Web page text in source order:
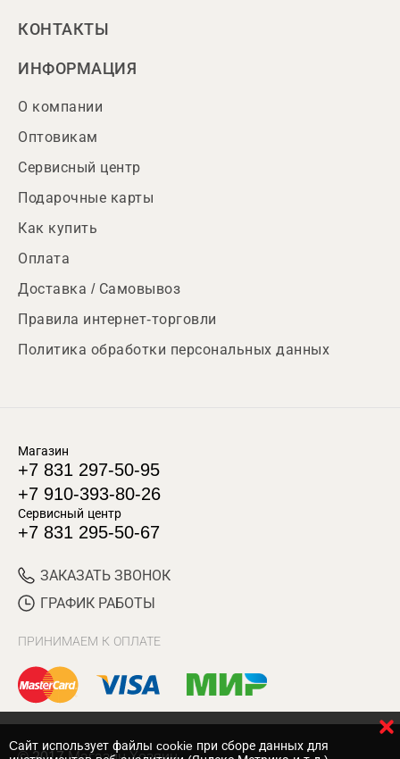
КОНТАКТЫ
ИНФОРМАЦИЯ
О компании
Оптовикам
Сервисный центр
Подарочные карты
Как купить
Оплата
Доставка / Самовывоз
Правила интернет-торговли
Политика обработки персональных данных
Магазин
+7 831 297-50-95
+7 910-393-80-26
Сервисный центр
+7 831 295-50-67
ЗАКАЗАТЬ ЗВОНОК
ГРАФИК РАБОТЫ
ПРИНИМАЕМ К ОПЛАТЕ
Cайт использует файлы cookie при сборе данных для